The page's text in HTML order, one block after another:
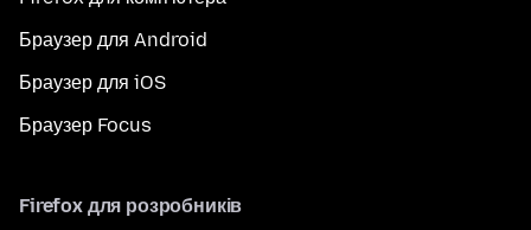
Браузер для Android
Браузер для iOS
Браузер Focus
Firefox для розробників